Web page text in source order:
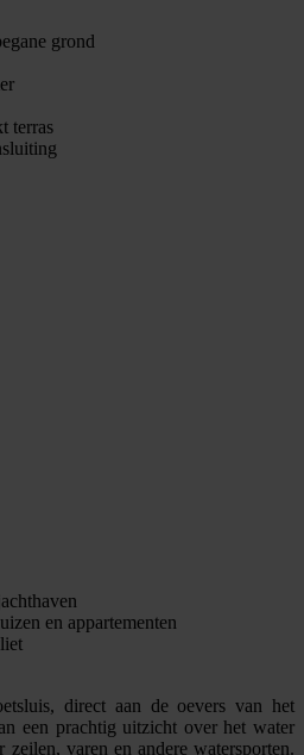
grond
terras
en appartementen
direct aan de oevers van het
een prachtig uitzicht over het water
varen en andere watersporten.